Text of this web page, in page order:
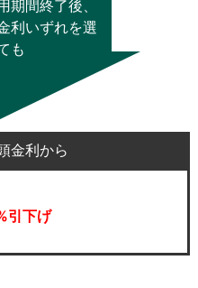
期間終了後、
利いずれを選
も
金利から
引下げ